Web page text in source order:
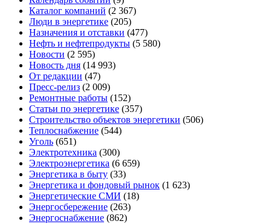
Каталог компаний (2 367)
Люди в энергетике (205)
Назначения и отставки (477)
Нефть и нефтепродукты (5 580)
Новости (2 595)
Новость дня (14 993)
От редакции (47)
Пресс-релиз (2 009)
Ремонтные работы (152)
Статьи по энергетике (357)
Строительство объектов энергетики (506)
Теплоснабжение (544)
Уголь (651)
Электротехника (300)
Электроэнергетика (6 659)
Энергетика в быту (33)
Энергетика и фондовый рынок (1 623)
Энергетические СМИ (18)
Энергосбережение (263)
Энергоснабжение (862)